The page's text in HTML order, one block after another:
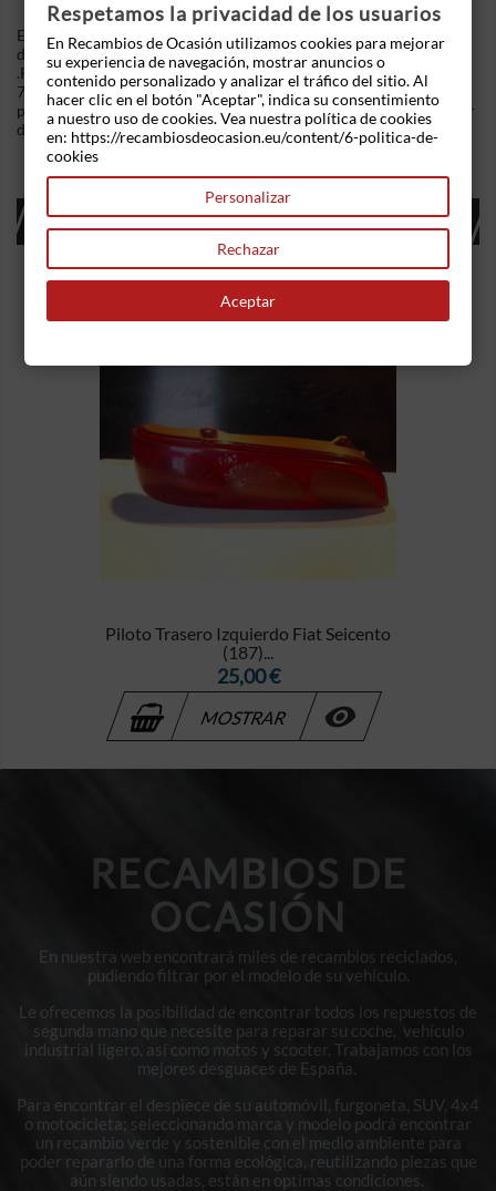
En Recambios de Ocasion disponemos de Elevalunas delantero
derecho Opel Corsa C (Versión 2003) 1.3 CDTI (70 cv)
.Referencia Interna: 03141743126261 - Ref:
72.017.0031060281. Mecanismo eléctrico con conector de 5
pines. Ademas, disponemos de mas recambios, si tiene cualquier
duda consultenos.
16 OTROS PRODUCTOS EN LA MISMA
CATEGORÍA:
Piloto Trasero Izquierdo Fiat Seicento
(187)...
Precio
25,00 €
MOSTRAR 
RECAMBIOS DE
OCASIÓN
En nuestra web encontrará miles de recambios reciclados,
pudiendo filtrar por el modelo de su vehículo.
Le ofrecemos la posibilidad de encontrar todos los repuestos de
segunda mano que necesite para reparar su coche, vehículo
industrial ligero, así como motos y scooter. Trabajamos con los
mejores desguaces de España.
Para encontrar el despiece de su automóvil, furgoneta, SUV, 4x4
o motocicleta; seleccionando marca y modelo podrá encontrar
un recambio verde y sostenible con el medio ambiente para
poder repararlo de una forma ecológica, reutilizando piezas que
aún siendo usadas, están en optimas condiciones.
Respetamos la privacidad de los usuarios
En Recambios de Ocasión utilizamos cookies para mejorar
su experiencia de navegación, mostrar anuncios o
contenido personalizado y analizar el tráfico del sitio. Al
hacer clic en el botón "Aceptar", indica su consentimiento
a nuestro uso de cookies. Vea nuestra política de cookies
en: https://recambiosdeocasion.eu/content/6-politica-de-
cookies
Personalizar
Rechazar
Aceptar